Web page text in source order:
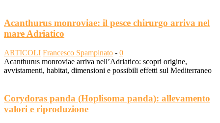
Acanthurus monroviae: il pesce chirurgo arriva nel
mare Adriatico
ARTICOLI Francesco Spampinato - 0
Acanthurus monroviae arriva nell’Adriatico: scopri origine,
avvistamenti, habitat, dimensioni e possibili effetti sul Mediterraneo
Corydoras panda (Hoplisoma panda): allevamento
valori e riproduzione